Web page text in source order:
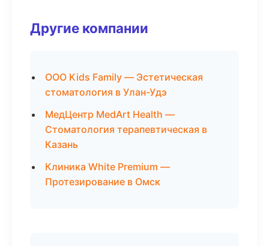
Другие компании
ООО Kids Family — Эстетическая
стоматология в Улан-Удэ
МедЦентр MedArt Health —
Стоматология терапевтическая в
Казань
Клиника White Premium —
Протезирование в Омск